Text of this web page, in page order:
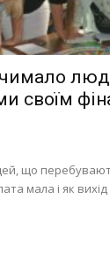
своїм
що
мала і як